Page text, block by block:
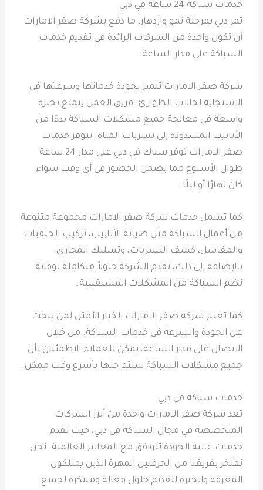
خدمات سباكة 24 ساعة في دبي
تمر دبي بمرحلة نمو وازدهار، ما دفع بشركة صقر الامارات
أن تكون واحدة من الشركات الرائدة في تقديم خدمات
السباكة على مدار الساعة.
شركة صقر الامارات تتميز بجودة خدماتها وسرعتها في
الاستجابة لحالات الطوارئ. فريق العمل يتمتع بخبرة
واسعة في معالجة جميع مشكلات السباكة بدءًا من
الأنابيب المسدودة إلى تسربات المياه. تتوفر خدمات
صقر الامارات توفر سباك في دبي على مدار 24 ساعة
طوال الأسبوع مما يضمن الحضور في أي وقت سواء
كان نهارًا أو ليلًا.
كما تشمل خدمات شركة صقر الامارات مجموعة متنوعة
من أعمال السباكة مثل صيانة الأنابيب، تركيب الحنفيات
والمغاسل، كشف التسربات، وتسليك المجاري.
بالإضافة إلى ذلك، تقدم الشركة حلولاً متكاملة لوقاية
نظم السباكة من المشكلات المستقبلية.
كما تعتبر شركة صقر الامارات الخيار الأمثل لمن يبحث
عن الجودة والسرعة في خدمات السباكة. من خلال
الاتصال على مدار الساعة، يمكن للعملاء الاطمئنان بأن
جميع مشكلات السباكة سيتم حلها بأسرع وقت ممكن.
خدمات سباكة في دبي
تعد شركة صقر الامارات واحدة من أبرز الشركات
المتخصصة في مجال السباكة في دبي، حيث تقدم
خدمات عالية الجودة تتوافق مع المعايير العالمية. نحن
نفتخر بفريقنا من الحرفيين المهرة الذين يمتلكون
المعرفة والخبرة لتقديم حلول فعالة ومبتكرة لجميع